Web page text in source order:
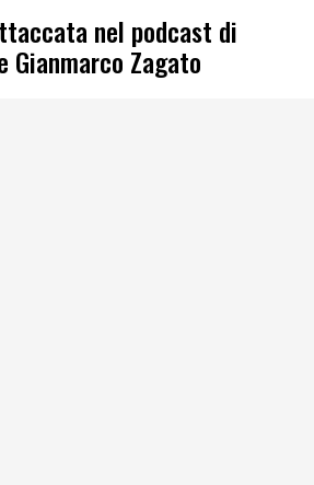
nel podcast di
Gianmarco Zagato